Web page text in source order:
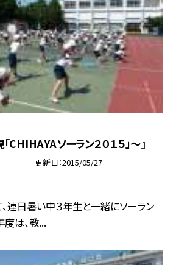
CHIHAYAソーラン２０１５」〜』
更新日 2015/05/27
連日暑い中３年生と一緒にソーラン
度は、教...